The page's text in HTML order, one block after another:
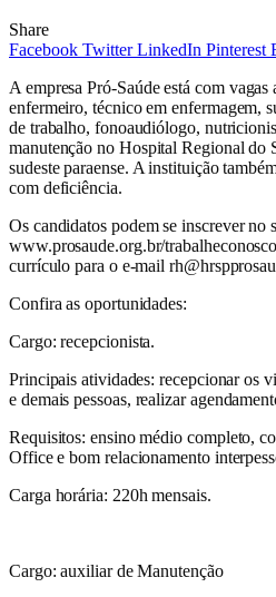
Share
Facebook Twitter LinkedIn Pinterest
A empresa Pró-Saúde está com vagas
enfermeiro, técnico em enfermagem,
de trabalho, fonoaudiólogo,
manutenção no Hospital Regional do
sudeste paraense. A instituição
com deficiência.
Os candidatos podem se inscrever no
www.prosaude.org.br/
currículo para o e-mail
Confira as oportunidades:
Cargo: recepcionista.
Principais atividades: recepcionar os
e demais pessoas, realizar
Requisitos: ensino médio completo,
Office e bom relacionamento
Carga horária: 220h mensais.
Cargo: auxiliar de Manutenção